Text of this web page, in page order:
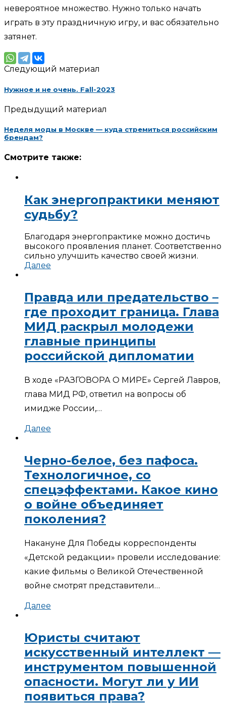
невероятное множество. Нужно только начать
играть в эту праздничную игру, и вас обязательно
затянет.
Следующий материал
Нужное и не очень. Fall-2023
Предыдущий материал
Неделя моды в Москве — куда стремиться российским
брендам?
Смотрите также:
Как энергопрактики меняют
судьбу?
Благодаря энергопрактике можно достичь
высокого проявления планет. Соответственно
сильно улучшить качество своей жизни.
Далее
Правда или предательство –
где проходит граница. Глава
МИД раскрыл молодежи
главные принципы
российской дипломатии
В ходе «РАЗГОВОРА О МИРЕ» Сергей Лавров,
глава МИД РФ, ответил на вопросы об
имидже России,…
Далее
Черно-белое, без пафоса.
Технологичное, со
спецэффектами. Какое кино
о войне объединяет
поколения?
Накануне Для Победы корреспонденты
«Детской редакции» провели исследование:
какие фильмы о Великой Отечественной
войне смотрят представители…
Далее
Юристы считают
искусственный интеллект —
инструментом повышенной
опасности. Могут ли у ИИ
появиться права?